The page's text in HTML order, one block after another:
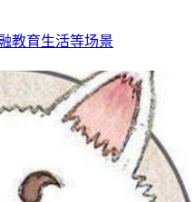
教育生活等场景